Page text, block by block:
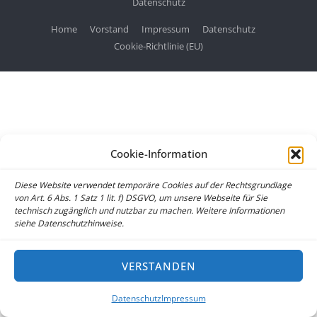
Cookie-Information
Diese Website verwendet temporäre Cookies auf der Rechtsgrundlage
von Art. 6 Abs. 1 Satz 1 lit. f) DSGVO, um unsere Webseite für Sie
technisch zugänglich und nutzbar zu machen. Weitere Informationen
siehe Datenschutzhinweise.
VERSTANDEN
DatenschutzImpressum
Home Vorstand Impressum
Datenschutz
Cookie-Richtlinie (EU)